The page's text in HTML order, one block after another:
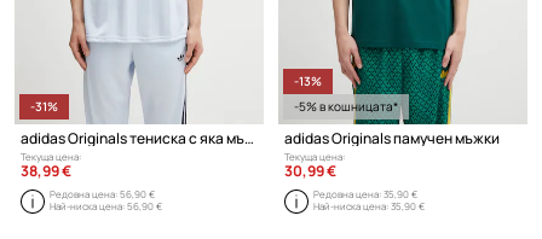
-31%
adidas Originals тениска с яка мъжка
Текуща цена:
38,99 €
Редовна цена:56,90 €
Най-ниска цена:56,90 €
-13%
-5% в кошницата*
adidas Originals памучен мъжки
Текуща цена:
30,99 €
Редовна цена:35,90 €
Най-ниска цена:35,90 €